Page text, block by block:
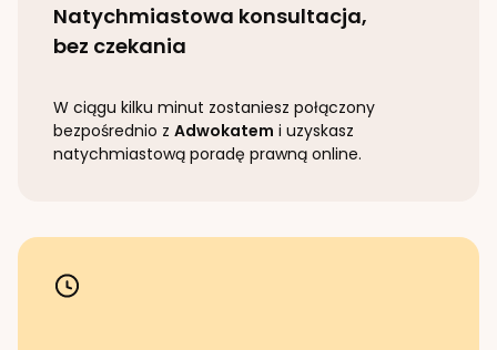
Natychmiastowa konsultacja,
bez czekania
W ciągu kilku minut zostaniesz połączony
bezpośrednio z Adwokatem i uzyskasz
natychmiastową poradę prawną online.